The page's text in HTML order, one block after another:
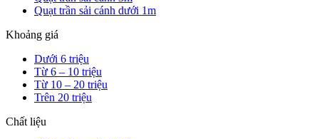
Quạt trần sải cánh dưới 1m
Khoảng giá
Dưới 6 triệu
Từ 6 – 10 triệu
Từ 10 – 20 triệu
Trên 20 triệu
Chất liệu